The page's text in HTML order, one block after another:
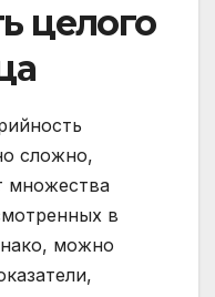
целого
сложно,
множества
в
можно